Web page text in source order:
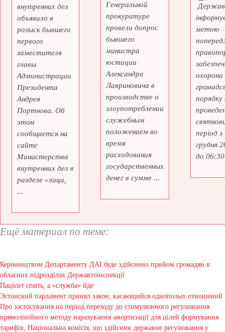
внутренних дел
объявило в
розыск бывшего
первого
заместителя
главы
Администрации
Президента
Андрея
Портнова. Об
этом
сообщается на
сайте
Министерства
внутренних дел в
разделе «лица,
...
Генеральной
прокуратуре
провели допрос
бывшего
министра
юстиции
Александра
Лавриновича в
производстве о
злоупотреблении
служебным
положением во
время
расходования
государственных
денег в сумме ...
метою
охорони
порядку
період
грудня
до
Ещё материал по теме:
Керівництвом Департаменту ДАІ буде здійснено прийом громадян в
обласних підрозділах Державтоінспекції
Пацієнт спить, а «служба» йде
Эстонский парламент принял закон, касающийся однополых отношений
Про застосування на період переходу до стимулюючого регулювання
прямолінійного методу нарахування амортизації для цілей формування
тарифів, Національна комісія, що здійснює державне регулювання у